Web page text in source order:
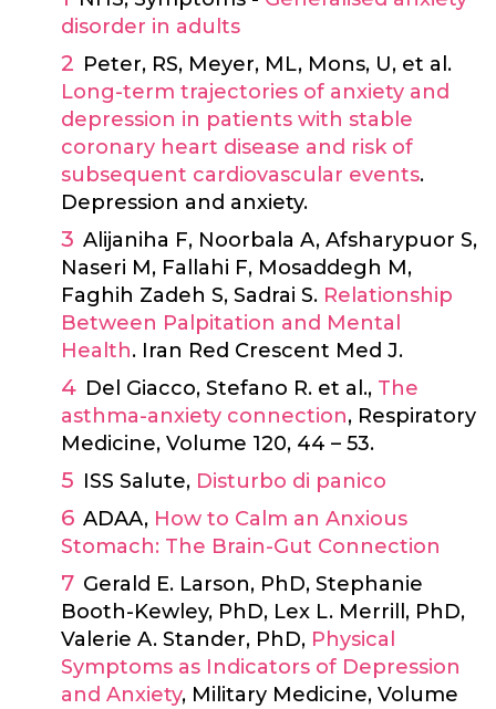
disorder in adults
Peter, RS, Meyer, ML, Mons, U, et al.
Long-term trajectories of anxiety and
depression in patients with stable
coronary heart disease and risk of
subsequent cardiovascular events.
Depression and anxiety.
Alijaniha F, Noorbala A, Afsharypuor S,
Naseri M, Fallahi F, Mosaddegh M,
Faghih Zadeh S, Sadrai S. Relationship
Between Palpitation and Mental
Health. Iran Red Crescent Med J.
Del Giacco, Stefano R. et al., The
asthma-anxiety connection, Respiratory
Medicine, Volume 120, 44 – 53.
ISS Salute, Disturbo di panico
ADAA, How to Calm an Anxious
Stomach: The Brain-Gut Connection
Gerald E. Larson, PhD, Stephanie
Booth-Kewley, PhD, Lex L. Merrill, PhD,
Valerie A. Stander, PhD, Physical
Symptoms as Indicators of Depression
and Anxiety, Military Medicine, Volume